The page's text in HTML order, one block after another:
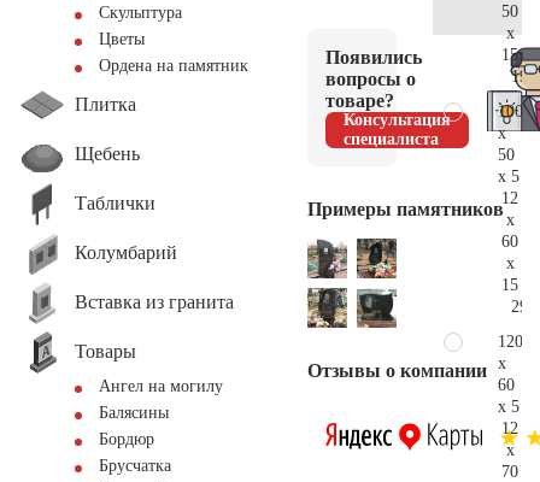
Скульптура
Цветы
Ордена на памятник
Плитка
Щебень
Таблички
Колумбарий
Вставка из гранита
Товары
Ангел на могилу
Балясины
Бордюр
Брусчатка
Появились
вопросы о
товаре?
Консультация
специалиста
Примеры памятников
Отзывы о компании
50
x
15
100
x
50
x 5
12
x
60
x
15
120
x
60
x 5
12
x
70